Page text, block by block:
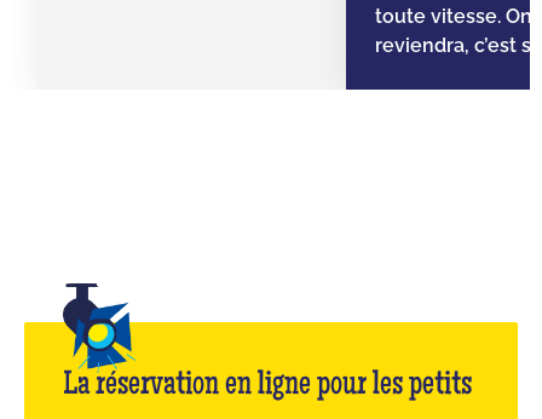
toute vitesse. On
reviendra, c’est
La réservation en ligne pour les petits